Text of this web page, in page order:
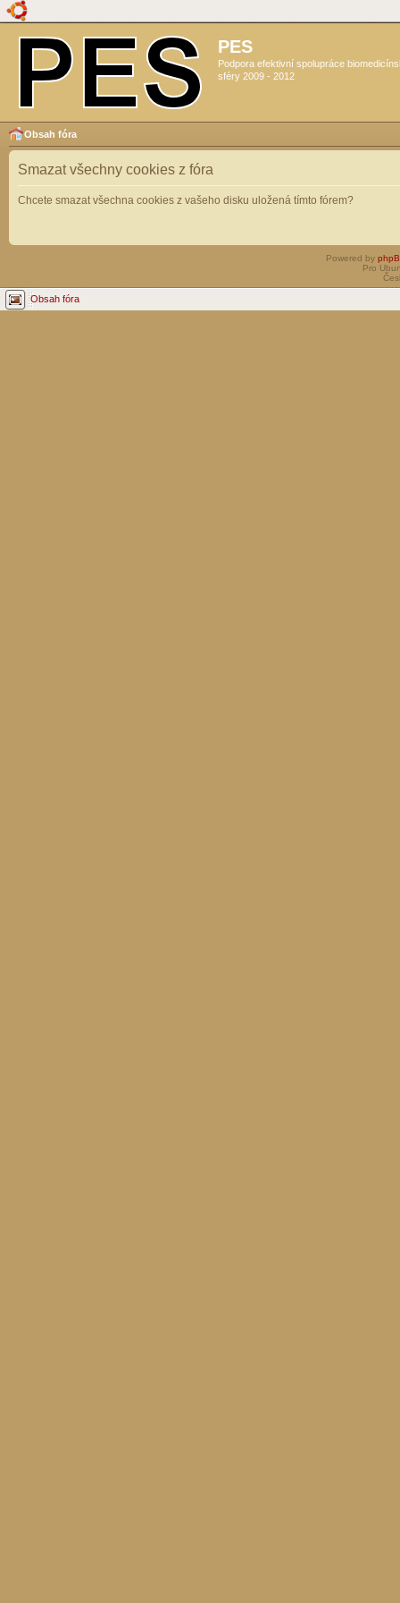
PES
Podpora efektivní spolupráce
sféry 2009 - 2012
Obsah fóra
Smazat všechny cookies z fóra
Chcete smazat všechna cookies z vašeho disku uložená tímto fórem?
Powered by
Pro
Obsah fóra